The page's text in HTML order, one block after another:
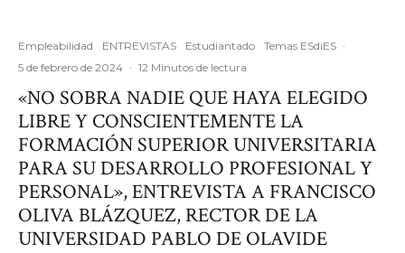
Empleabilidad ENTREVISTAS Estudiantado Temas ESdiES ·
5 de febrero de 2024 · 12 Minutos de lectura
«NO SOBRA NADIE QUE HAYA ELEGIDO
LIBRE Y CONSCIENTEMENTE LA
FORMACIÓN SUPERIOR UNIVERSITARIA
PARA SU DESARROLLO PROFESIONAL Y
PERSONAL», ENTREVISTA A FRANCISCO
OLIVA BLÁZQUEZ, RECTOR DE LA
UNIVERSIDAD PABLO DE OLAVIDE